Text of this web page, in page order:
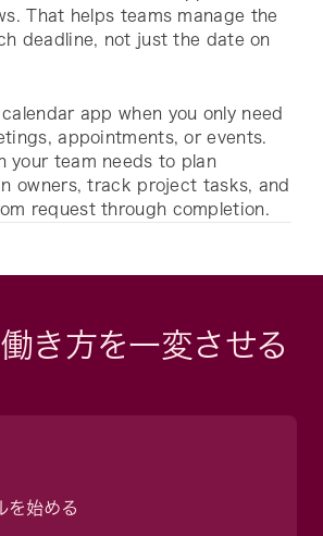
That helps teams manage the
deadline, not just the date on
app when you only need
appointments, or events.
your team needs to plan
owners, track project tasks, and
request through completion.
き方を一変させる
を始める